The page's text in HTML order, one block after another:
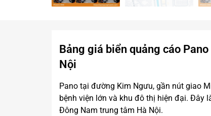
Bảng giá biển quảng cáo
Nội
Pano tại đường Kim Ngưu, gần nút giao
bệnh viện lớn và khu đô thị hiện đại. Đây
Đông Nam trung tâm Hà Nội.